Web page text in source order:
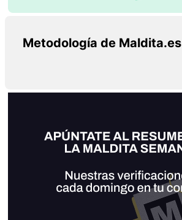
Metodología de Maldita.es